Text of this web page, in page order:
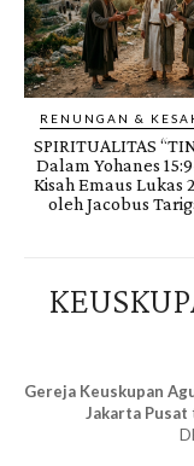
RENUNGAN &
SPIRITUALITAS
Dalam Yohanes
Kisah Emaus Lukas
oleh Jacobus
Gereja Keuskupan
Jakarta Pusat